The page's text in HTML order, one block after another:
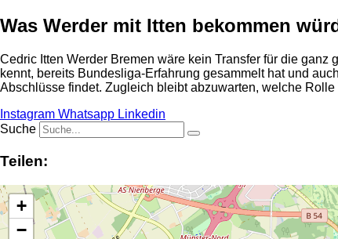
Was Werder mit Itten bekommen
Cedric Itten Werder Bremen wäre kein Transfer für die
kennt, bereits Bundesliga-Erfahrung gesammelt hat und
Abschlüsse findet. Zugleich bleibt abzuwarten, welche
Instagram Whatsapp Linkedin
Suche
Teilen:
+
−